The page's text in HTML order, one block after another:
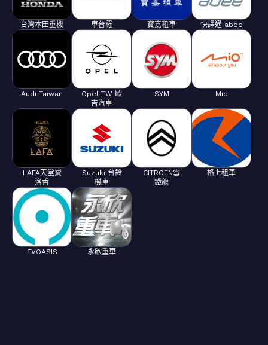
台灣本田重機 車普羅 寶嘉租車 快譯通 abee
Audi Taiwan
Opel TW 歐
吉汽車
SYM Mio
LAFA天堂費
洛香
Suzuki 台鈴
機車
CITROEN雪
鐵龍
格上租車
EVOASIS 永欣重車